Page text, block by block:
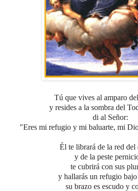
Tú que vives al amparo
y resides a la sombra del
di al Señor:
"Eres mi refugio y mi baluarte, mi
Él te librará de la red del
y de la peste
te cubrirá con sus
y hallarás un refugio bajo
su brazo es escudo y